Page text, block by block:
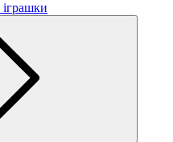
іграшки